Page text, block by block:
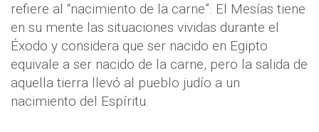
refiere al “nacimiento de la carne”. El Mesías tiene
en su mente las situaciones vividas durante el
Éxodo y considera que ser nacido en Egipto
equivale a ser nacido de la carne, pero la salida de
aquella tierra llevó al pueblo judío a un
nacimiento del Espíritu.